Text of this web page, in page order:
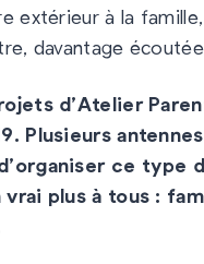
extérieur à la
davantage
d’Atelier
Plusieurs
ce type
vrai plus à tous :